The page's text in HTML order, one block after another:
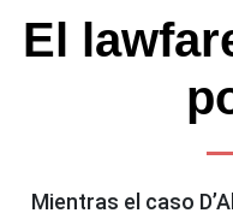
El
Mientras el caso